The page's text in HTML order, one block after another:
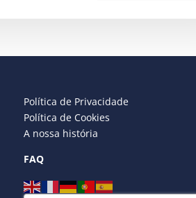
Política de Privacidade
Política de Cookies
A nossa história
FAQ